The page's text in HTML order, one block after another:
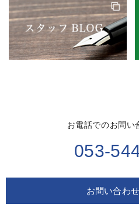
お電話でのお問い
053-
お問い合わ